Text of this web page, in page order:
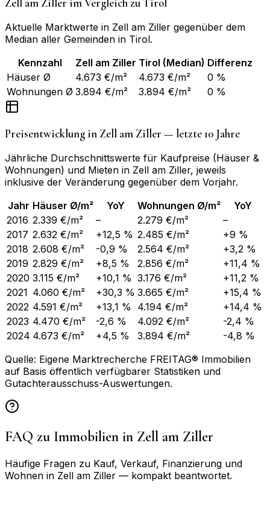
Zell am Ziller im Vergleich zuTirol
Aktuelle Marktwerte in Zell am Ziller gegenüber dem
Median aller Gemeinden in Tirol.
Kennzahl
Zell am Ziller Tirol (Median) Differenz
Häuser Ø
4.673 €/m² 4.673 €/m²
0 %
Wohnungen Ø 3.894 €/m² 3.894 €/m² 0 %
Preisentwicklung in Zell am Ziller — letzte 10 Jahre
Jährliche Durchschnittswerte für Kaufpreise (Häuser &
Wohnungen) und Mieten in Zell am Ziller, jeweils
inklusive der Veränderung gegenüber dem Vorjahr.
Jahr Häuser Ø/m² YoY Wohnungen Ø/m²
YoY
2016 2.339 €/m² – 2.279 €/m²
–
2017 2.632 €/m² +12,5 % 2.485 €/m²
+9 %
2018 2.608 €/m² -0,9 % 2.564 €/m²
+3,2 %
2019 2.829 €/m² +8,5 % 2.856 €/m²
+11,4 %
2020 3.115 €/m² +10,1 % 3.176 €/m²
+11,2 %
2021 4.060 €/m² +30,3 % 3.665 €/m²
+15,4 %
2022 4.591 €/m² +13,1 % 4.194 €/m²
+14,4 %
2023 4.470 €/m² -2,6 % 4.092 €/m²
-2,4 %
2024 4.673 €/m² +4,5 % 3.894 €/m²
-4,8 %
Quelle: Eigene Marktrecherche FREITAG® Immobilien
auf Basis öffentlich verfügbarer Statistiken und
Gutachterausschuss-Auswertungen.
FAQ zu Immobilien in Zell am Ziller
Häufige Fragen zu Kauf, Verkauf, Finanzierung und
Wohnen in Zell am Ziller — kompakt beantwortet.